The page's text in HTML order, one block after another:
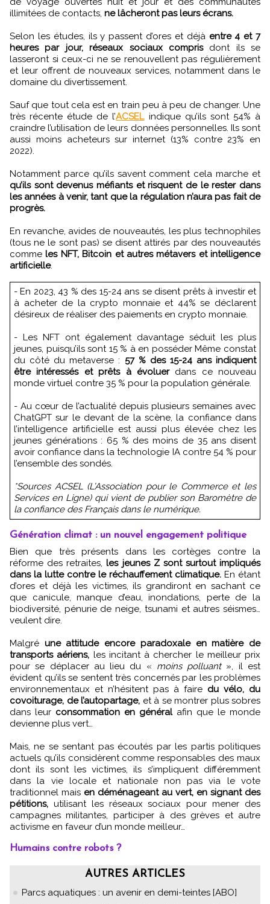
illimitées de contacts, ne lâcheront pas leurs écrans.
Selon les études, ils y passent d’ores et déjà entre 4 et 7
heures par jour, réseaux sociaux compris dont ils se
lasseront si ceux-ci ne se renouvellent pas régulièrement
et leur offrent de nouveaux services, notamment dans le
domaine du divertissement.
Sauf que tout cela est en train peu à peu de changer. Une
très récente étude de l’ACSELindique qu’ils sont 54% à
craindre l’utilisation de leurs données personnelles. Ils sont
aussi moins acheteurs sur internet (13% contre 23% en
2022).
Notamment parce qu’ils savent comment cela marche et
qu’ils sont devenus méfiants et risquent de le rester dans
les années à venir, tant que la régulation n’aura pas fait de
progrès.
En revanche, avides de nouveautés, les plus technophiles
(tous ne le sont pas) se disent attirés par des nouveautés
comme les NFT, Bitcoin et autres métavers et intelligence
artificielle.
- En 2023, 43 % des 15-24 ans se disent prêts à investir et
à acheter de la crypto monnaie et 44% se déclarent
désireux de réaliser des paiements en crypto monnaie.
- Les NFT ont également davantage séduit les plus
jeunes, puisqu’ils sont 15 % à en posséder Même constat
du côté du metaverse : 57 % des 15-24 ans indiquent
être intéressés et prêts à évoluerdans ce nouveau
monde virtuel contre 35 % pour la population générale.
- Au cœur de l’actualité depuis plusieurs semaines avec
ChatGPT sur le devant de la scène, la confiance dans
l’intelligence artificielle est aussi plus élevée chez les
jeunes générations : 65 % des moins de 35 ans disent
avoir confiance dans la technologie IA contre 54 % pour
l’ensemble des sondés.
*Sources ACSEL (L’Association pour le Commerce et les
Services en Ligne) qui vient de publier son Baromètre de
la confiance des Français dans le numérique.
Génération climat : un nouvel engagement politique
Bien que très présents dans les cortèges contre la
réforme des retraites, les jeunes Z sont surtout impliqués
dans la lutte contre le réchauffement climatique. En étant
d’ores et déjà les victimes, ils grandiront en sachant ce
que canicule, manque d’eau, inondations, perte de la
biodiversité, pénurie de neige, tsunami et autres séismes…
veulent dire.
Malgré une attitude encore paradoxale en matière de
transports aériens, les incitant à chercher le meilleur prix
pour se déplacer au lieu du « moins polluant», il est
évident qu’ils se sentent très concernés par les problèmes
environnementaux et n’hésitent pas à faire du vélo, du
covoiturage, de l’autopartage, et à se montrer plus sobres
dans leur consommation en général afin que le monde
devienne plus vert…
Mais, ne se sentant pas écoutés par les partis politiques
actuels qu’ils considèrent comme responsables des maux
dont ils sont les victimes, ils s’impliquent différemment
dans la vie locale et nationale non pas via le vote
traditionnel mais en déménageant au vert, en signant des
pétitions, utilisant les réseaux sociaux pour mener des
campagnes militantes, participer à des grèves et autre
activisme en faveur d’un monde meilleur…
Humains contre robots ?
AUTRES ARTICLES
Parcs aquatiques : un avenir en demi-teintes [ABO]